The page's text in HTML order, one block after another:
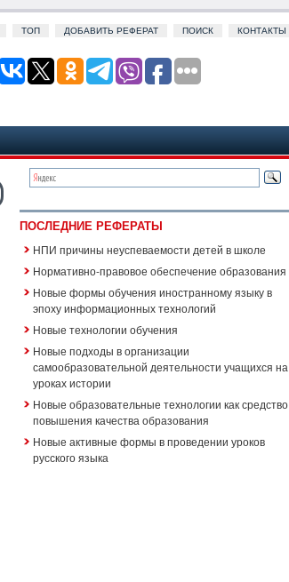
ТОП ДОБАВИТЬ РЕФЕРАТ ПОИСК КОНТАКТЫ
ПОСЛЕДНИЕ РЕФЕРАТЫ
НПИ причины неуспеваемости детей в школе
Нормативно-правовое обеспечение образования
Новые формы обучения иностранному языку в
эпоху информационных технологий
Новые технологии обучения
Новые подходы в организации
самообразовательной деятельности учащихся на
уроках истории
Новые образовательные технологии как средство
повышения качества образования
Новые активные формы в проведении уроков
русского языка